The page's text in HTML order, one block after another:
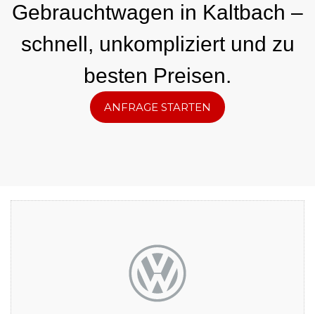
Gebrauchtwagen in Kaltbach –
schnell, unkompliziert und zu
besten Preisen.
ANFRAGE STARTEN